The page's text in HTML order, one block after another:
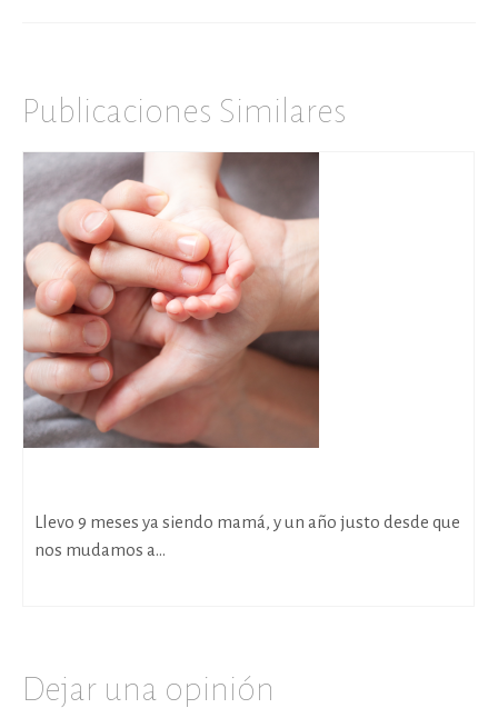
Publicaciones Similares
Llevo 9 meses ya siendo mamá, y un año justo desde que
nos mudamos a...
Dejar una opinión